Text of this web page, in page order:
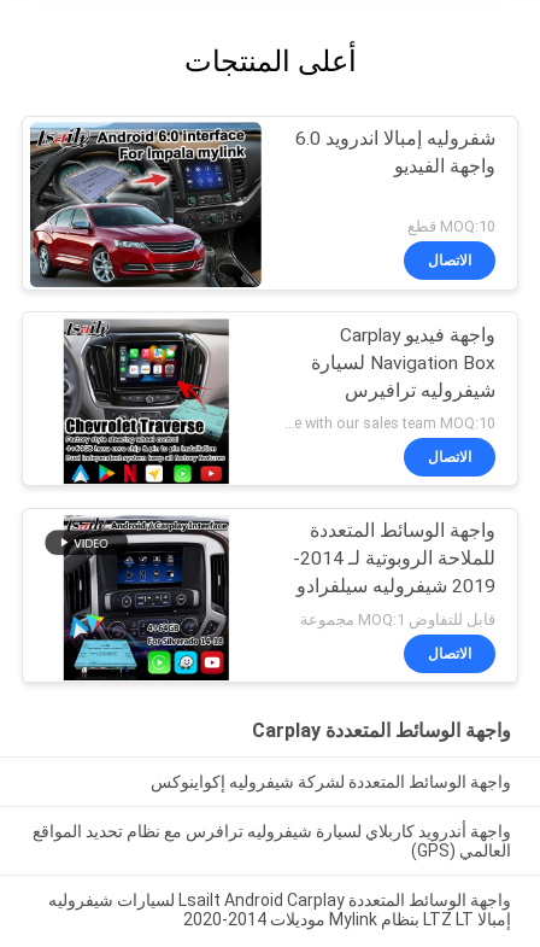
أعلى المنتجات
شفروليه إمبالا اندرويد 6.0
واجهة الفيديو
MOQ:10 قطع
الاتصال
واجهة فيديو Carplay
Navigation Box لسيارة
شيفروليه ترافيرس
android auto
negotiate with our sales team MOQ:10 قطع
الاتصال
واجهة الوسائط المتعددة
للملاحة الروبوتية لـ 2014-
2019 شيفروليه سيلفرادو
1500 2500 3500 نظام
ميلينك
قابل للتفاوض MOQ:1 مجموعة
الاتصال
واجهة الوسائط المتعددة Carplay
واجهة الوسائط المتعددة لشركة شيفروليه إكواينوكس
واجهة أندرويد كاربلاي لسيارة شيفروليه ترافرس مع نظام تحديد المواقع
العالمي (GPS)
واجهة الوسائط المتعددة Lsailt Android Carplay لسيارات شيفروليه
إمبالا LTZ LT بنظام Mylink موديلات 2014-2020